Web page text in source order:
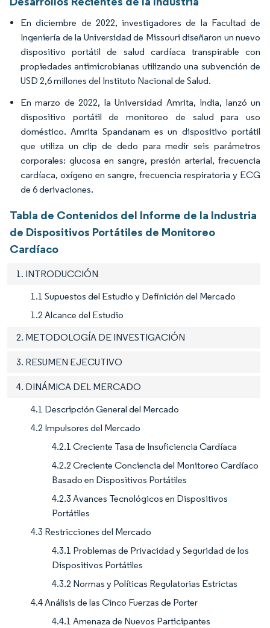
En diciembre de 2022, investigadores de la Facultad de
Ingeniería de la Universidad de Missouri diseñaron un nuevo
dispositivo portátil de salud cardíaca transpirable con
propiedades antimicrobianas utilizando una subvención de
USD 2,6 millones del Instituto Nacional de Salud.
En marzo de 2022, la Universidad Amrita, India, lanzó un
dispositivo portátil de monitoreo de salud para uso
doméstico. Amrita Spandanam es un dispositivo portátil
que utiliza un clip de dedo para medir seis parámetros
corporales: glucosa en sangre, presión arterial, frecuencia
cardíaca, oxígeno en sangre, frecuencia respiratoria y ECG
de 6 derivaciones.
Tabla de Contenidos del Informe de la Industria
de Dispositivos Portátiles de Monitoreo
Cardíaco
1. INTRODUCCIÓN
1.1 Supuestos del Estudio y Definición del Mercado
1.2 Alcance del Estudio
2. METODOLOGÍA DE INVESTIGACIÓN
3. RESUMEN EJECUTIVO
4. DINÁMICA DEL MERCADO
4.1 Descripción General del Mercado
4.2 Impulsores del Mercado
4.2.1 Creciente Tasa de Insuficiencia Cardíaca
4.2.2 Creciente Conciencia del Monitoreo Cardíaco
Basado en Dispositivos Portátiles
4.2.3 Avances Tecnológicos en Dispositivos
Portátiles
4.3 Restricciones del Mercado
4.3.1 Problemas de Privacidad y Seguridad de los
Dispositivos Portátiles
4.3.2 Normas y Políticas Regulatorias Estrictas
4.4 Análisis de las Cinco Fuerzas de Porter
4.4.1 Amenaza de Nuevos Participantes